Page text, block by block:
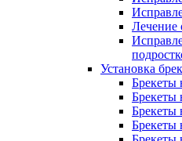
Лечение
Установка
Брекеты
Брекеты
Брекеты